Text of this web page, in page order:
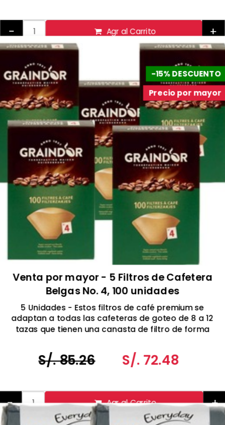
- Agr al Carrito +
-15% DESCUENTO
Precio por mayor
Venta por mayor - 5 Filtros de Cafetera
Belgas No. 4, 100 unidades
5 Unidades - Estos filtros de café premium se
adaptan a todas las cafeteras de goteo de 8 a 12
tazas que tienen una canasta de filtro de forma
S/. 85.26 S/. 72.48
- Agr al Carrito +